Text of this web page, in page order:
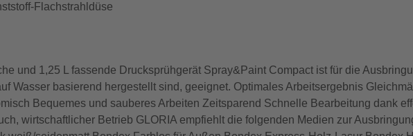
Flachstrahldüse
und 1,25 L fassende Drucksprühgerät Spray&Paint Compact ist für die
Wasser basierend hergestellt sind, geeignet. Optimales Arbeitsergebnis
Bequemes und sauberes Arbeiten Zeitsparend Schnelle Bearbeitung dank
wirtschaftlicher Betrieb GLORIA empfiehlt die folgenden Medien zur